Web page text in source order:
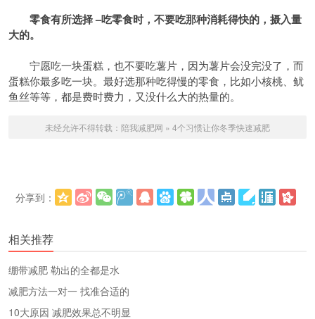
零食有所选择 –吃零食时，不要吃那种消耗得快的，摄入量
大的。
宁愿吃一块蛋糕，也不要吃薯片，因为薯片会没完没了，而
蛋糕你最多吃一块。最好选那种吃得慢的零食，比如小核桃、鱿
鱼丝等等，都是费时费力，又没什么大的热量的。
未经允许不得转载： 陪我减肥网 » 4个习惯让你冬季快速减肥
分享到：
相关推荐
绷带减肥 勒出的全都是水
减肥方法一对一 找准合适的
10大原因 减肥效果总不明显